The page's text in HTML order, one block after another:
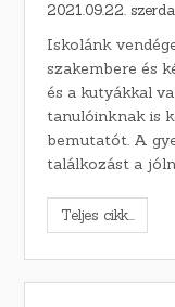
2021.09.22. szerda
Iskolánk
szakembere és
és a kutyákkal
tanulóinknak is
bemutatót. A
találkozást a
Teljes cikk...